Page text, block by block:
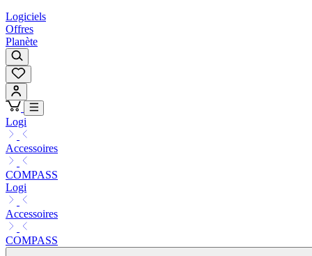
Logiciels
Offres
Planète
Logi
Accessoires
COMPASS
Logi
Accessoires
COMPASS